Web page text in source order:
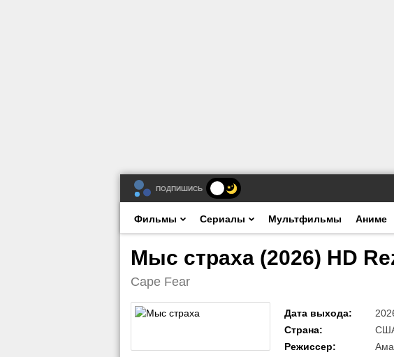
ПОДПИШИСЬ
Фильмы Сериалы Мультфильмы Аниме
Мыс страха (2026) HD
Cape Fear
Дата выхода:
Страна:
Режиссер: